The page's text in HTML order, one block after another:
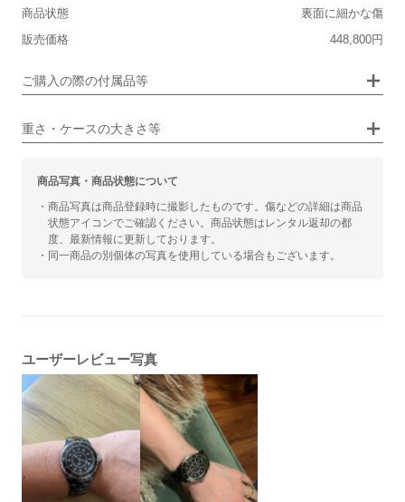
商品状態
裏面に細かな傷
販売価格
448,800円
ご購入の際の付属品等
重さ・ケースの大きさ等
カジュアル ビジネス
商品写真・商品状態について
・商品写真は商品登録時に撮影したものです。傷などの詳細は商品
状態アイコンでご確認ください。商品状態はレンタル返却の都
度、最新情報に更新しております。
・同一商品の別個体の写真を使用している場合もございます。
ユーザーレビュー写真